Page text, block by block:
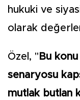
hukuki ve
olarak
Özel, " Bu
senaryosu
mutlak butlan